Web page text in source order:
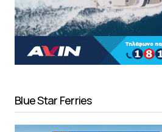
Blue Star Ferries